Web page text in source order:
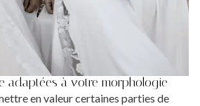
adaptées à votre morphologie
en valeur certaines parties de